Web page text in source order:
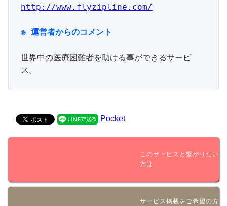
http://www.flyzipline.com/
世界中の医療困難者を助ける事ができるサービ
ス。
Pocket
このサービスと繋がりたい
方は
サービス掲載をご希望の方